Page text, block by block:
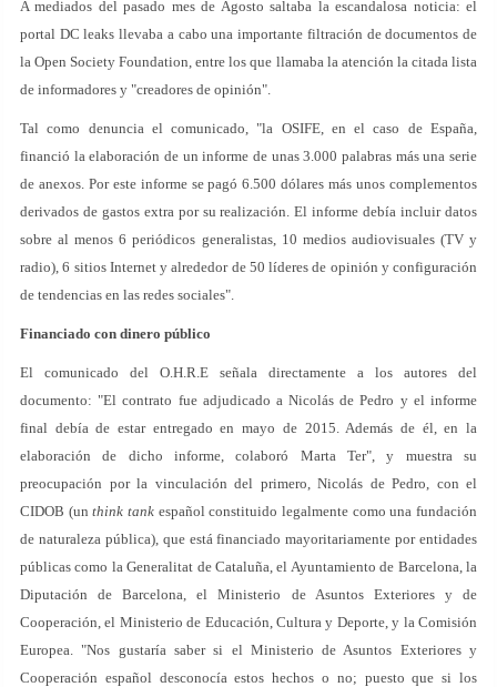
A mediados del pasado mes de Agosto saltaba la escandalosa noticia: el
portal DC leaks llevaba a cabo una importante filtración de documentos de
la Open Society Foundation, entre los que llamaba la atención la citada lista
de informadores y "creadores de opinión".
Tal como denuncia el comunicado, "la OSIFE, en el caso de España,
financió la elaboración de un informe de unas 3.000 palabras más una serie
de anexos. Por este informe se pagó 6.500 dólares más unos complementos
derivados de gastos extra por su realización. El informe debía incluir datos
sobre al menos 6 periódicos generalistas, 10 medios audiovisuales (TV y
radio), 6 sitios Internet y alrededor de 50 líderes de opinión y configuración
de tendencias en las redes sociales".
Financiado con dinero público
El comunicado del O.H.R.E señala directamente a los autores del
documento: "El contrato fue adjudicado a Nicolás de Pedro y el informe
final debía de estar entregado en mayo de 2015. Además de él, en la
elaboración de dicho informe, colaboró Marta Ter", y muestra su
preocupación por la vinculación del primero, Nicolás de Pedro, con el
CIDOB (unthink tank español constituido legalmente como una fundación
de naturaleza pública), que está financiado mayoritariamente por entidades
públicas como la Generalitat de Cataluña, el Ayuntamiento de Barcelona, la
Diputación de Barcelona, el Ministerio de Asuntos Exteriores y de
Cooperación, el Ministerio de Educación, Cultura y Deporte, y la Comisión
Europea. "Nos gustaría saber si el Ministerio de Asuntos Exteriores y
Cooperación español desconocía estos hechos o no; puesto que si los